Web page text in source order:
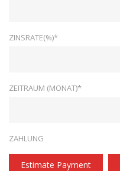
ZINSRATE(%)*
ZEITRAUM (MONAT)*
ZAHLUNG
Estimate Payment